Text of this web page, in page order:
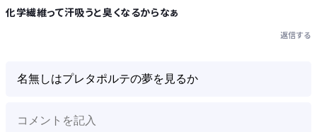
化学繊維って汗吸うと臭くなるからなぁ
返信する